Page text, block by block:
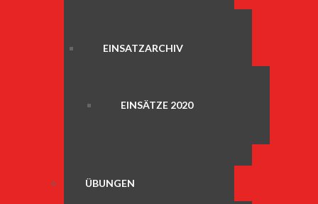
EINSATZARCHIV
EINSÄTZE 2020
ÜBUNGEN